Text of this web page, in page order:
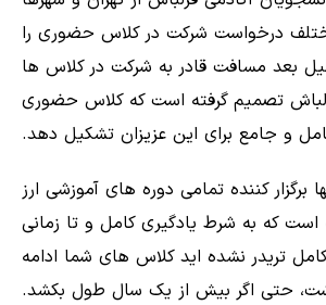
درخواست شرکت در کلاس حضوری را
بعد مسافت قادر به شرکت در کلاس ها
تصمیم گرفته است که کلاس حضوری
و جامع برای این عزیزان تشکیل دهد.
برگزار کننده تمامی دوره های آموزشی ارز
است که به شرط یادگیری کامل و تا زمانی
تریدر نشده اید کلاس های شما ادامه
حتی اگر بیش از یک سال طول بکشد.